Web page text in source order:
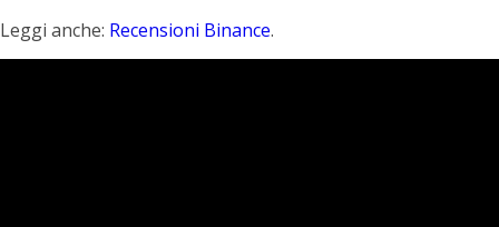
Leggi anche: Recensioni Binance.